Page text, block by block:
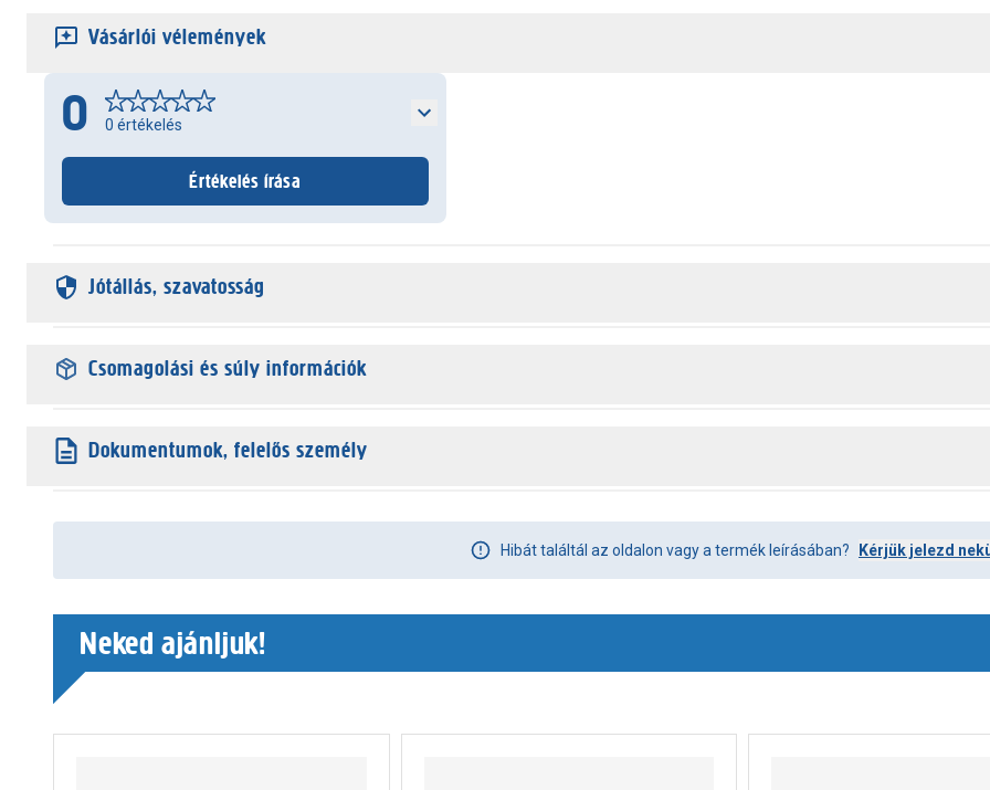
Vásárlói vélemények
0 0 értékelés
Értékelés írása
Jótállás, szavatosság
Csomagolási és súly információk
Dokumentumok, felelős személy
Hibát találtál az oldalon vagy a termék leírásában? Kérjük jelezd
Neked ajánljuk!